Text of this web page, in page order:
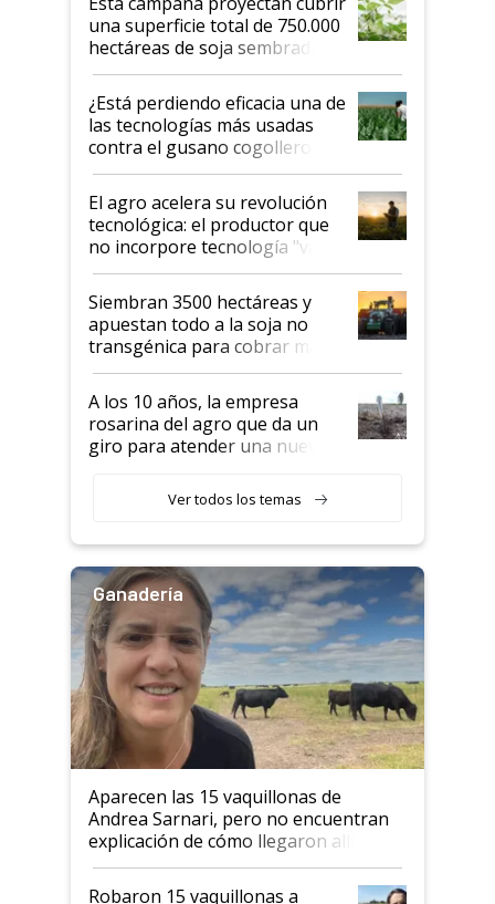
una superficie total de 750.000
hectáreas de soja sembradas
con una nueva generación de
variedades que marcan un
salto tecnológico en genética y
rendimiento
¿Está perdiendo eficacia una de
las tecnologías más usadas
contra el gusano cogollero? El
desafío de una tecnología clave
El agro acelera su revolución
tecnológica: el productor que
no incorpore tecnología "va a
perder el tren"
Siembran 3500 hectáreas y
apuestan todo a la soja no
transgénica para cobrar más
por tonelada: compraron un
semillero
A los 10 años, la empresa
rosarina del agro que da un
giro para atender una nueva
Ver todos los temas
Ganadería
Aparecen las 15 vaquillonas de
Andrea Sarnari, pero no encuentran
explicación de cómo llegaron allí
Robaron 15 vaquillonas a